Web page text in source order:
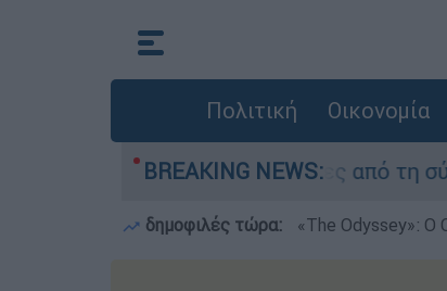
Πολιτική Οικονομία
BREAKING NEWS:
οι δύο τραυματίες από τη σύγκρουση
δημοφιλές τώρα: «Τhe Odyssey»: Ο